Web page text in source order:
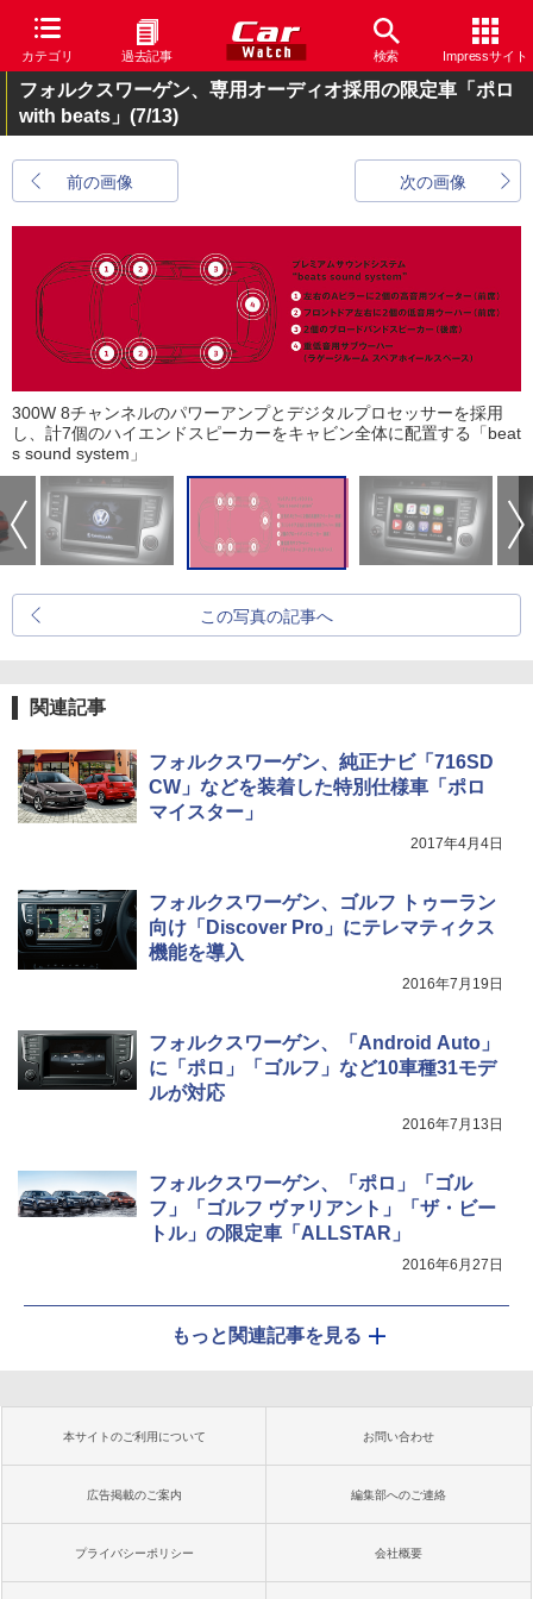
カテゴリ 過去記事 検索 Impressサイト
フォルクスワーゲン、専用オーディオ採用の限定車「ポロ
with beats」 (7/13)
前の画像 次の画像
300W 8チャンネルのパワーアンプとデジタルプロセッサーを採用
し、計7個のハイエンドスピーカーをキャビン全体に配置する「beat
s sound system」
この写真の記事へ
関連記事
フォルクスワーゲン、純正ナビ「716SD
CW」などを装着した特別仕様車「ポロ
マイスター」
2017年4月4日
フォルクスワーゲン、ゴルフ トゥーラン
向け「Discover Pro」にテレマティクス
機能を導入
2016年7月19日
フォルクスワーゲン、「Android Auto」
に「ポロ」「ゴルフ」など10車種31モデ
ルが対応
2016年7月13日
フォルクスワーゲン、「ポロ」「ゴル
フ」「ゴルフ ヴァリアント」「ザ・ビー
トル」の限定車「ALLSTAR」
2016年6月27日
もっと関連記事を見る
本サイトのご利用について お問い合わせ
広告掲載のご案内 編集部へのご連絡
プライバシーポリシー 会社概要